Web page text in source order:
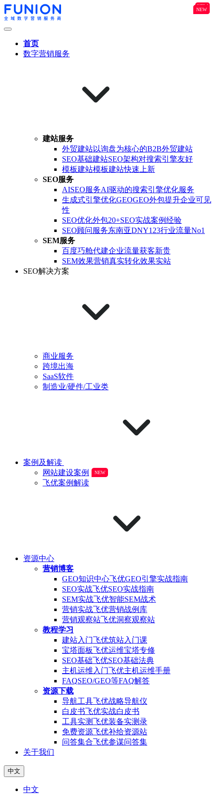
首页
数字营销服务
建站服务
外贸建站
B2B
以询盘为核心的B2B外贸建站
SEO基础建站SEO架构对搜索引擎友好
模板建站模板建站快速上新
SEO服务
AISEO服务AI驱动的搜索引擎优化服务
生成式引擎优化GEO
NEW
GEO外包提升企业可见
性
SEO优化外包20+SEO实战案例经验
SEO顾问服务东南亚DNY123行业流量No1
SEM服务
百度巧舱代建企业流量获客新贵
SEM效果营销真实转化效果实站
SEO解决方案
商业服务
跨境出海
SaaS软件
制造业/硬件/工业类
案例及解读
网站建设案例
NEW
飞优案例解读
资源中心
营销博客
GEO知识中心
NEW
飞优GEO引擎实战指南
SEO实战飞优SEO实战指南
SEM实战飞优智能SEM战术
营销实战飞优营销战例库
营销观察站飞优洞察观察站
教程学习
建站入门飞优筑站入门课
宝塔面板飞优运维宝塔专修
SEO基础飞优SEO基础法典
主机运维入门飞优主机运维手册
FAQSEO/GEO等FAQ解答
资源下载
导航工具
NEW
飞优战略导航仪
白皮书飞优实战白皮书
工具实测飞优装备实测录
免费资源飞优补给资源站
问答集合飞优参谋问答集
关于我们
中文
中文